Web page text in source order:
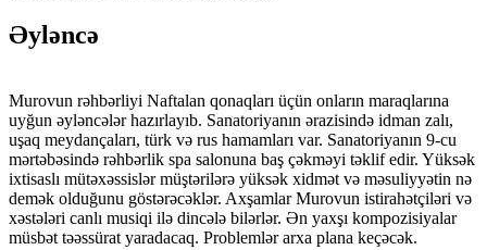
Əyləncə
Murovun rəhbərliyi Naftalan qonaqları üçün onların maraqlarına
uyğun əyləncələr hazırlayıb. Sanatoriyanın ərazisində idman zalı,
uşaq meydançaları, türk və rus hamamları var. Sanatoriyanın 9-cu
mərtəbəsində rəhbərlik spa salonuna baş çəkməyi təklif edir. Yüksək
ixtisaslı mütəxəssislər müştərilərə yüksək xidmət və məsuliyyətin nə
demək olduğunu göstərəcəklər. Axşamlar Murovun istirahətçiləri və
xəstələri canlı musiqi ilə dincələ bilərlər. Ən yaxşı kompozisiyalar
müsbət təəssürat yaradacaq. Problemlər arxa plana keçəcək.